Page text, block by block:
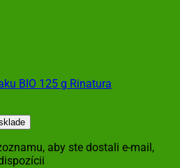
BIO 125 g Rinatura
aby ste dostali e-mail,